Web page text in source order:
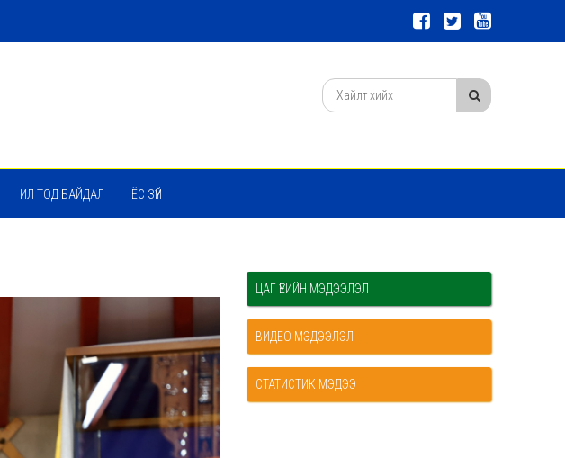
ИЛ ТОД БАЙДАЛ ЁС ЗҮЙ
ЦАГ ҮЕИЙН МЭДЭЭЛЭЛ
ВИДЕО МЭДЭЭЛЭЛ
СТАТИСТИК МЭДЭЭ